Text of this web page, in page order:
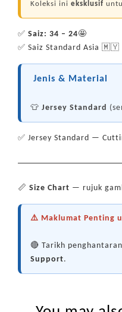
Koleksi ini eksklusif
✅ Saiz: 34 – 24🤩
✅ Saiz Standard Asia 🇲🇾
Jenis & Material
👕 Jersey Standard
✅ Jersey Standard —
📏 Size Chart — rujuk
⚠️ Maklumat Penting
🔴 Tarikh
Support.